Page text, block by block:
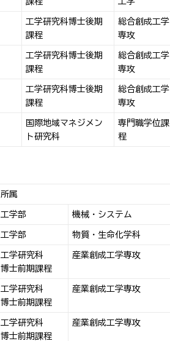
工学研究科博士後期
課程
総合創成工学
専攻
工学研究科博士後期
課程
総合創成工学
専攻
工学研究科博士後期
課程
総合創成工学
専攻
国際地域マネジメン
ト研究科
専門職学位課
程
所属
工学部 機械・システム
工学部 物質・生命化学科
工学研究科
博士前期課程
産業創成工学専攻
工学研究科
博士前期課程
産業創成工学専攻
工学研究科
博士前期課程
産業創成工学専攻